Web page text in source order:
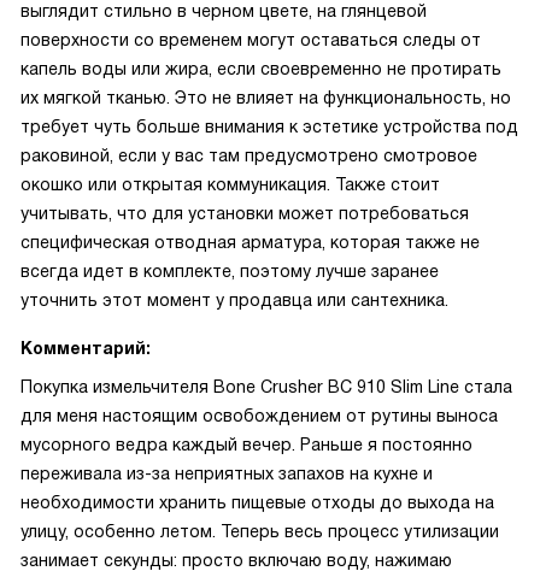
выглядит стильно в черном цвете, на глянцевой
поверхности со временем могут оставаться следы от
капель воды или жира, если своевременно не протирать
их мягкой тканью. Это не влияет на функциональность, но
требует чуть больше внимания к эстетике устройства под
раковиной, если у вас там предусмотрено смотровое
окошко или открытая коммуникация. Также стоит
учитывать, что для установки может потребоваться
специфическая отводная арматура, которая также не
всегда идет в комплекте, поэтому лучше заранее
уточнить этот момент у продавца или сантехника.
Комментарий:
Покупка измельчителя Bone Crusher BC 910 Slim Line стала
для меня настоящим освобождением от рутины выноса
мусорного ведра каждый вечер. Раньше я постоянно
переживала из-за неприятных запахов на кухне и
необходимости хранить пищевые отходы до выхода на
улицу, особенно летом. Теперь весь процесс утилизации
занимает секунды: просто включаю воду, нажимаю